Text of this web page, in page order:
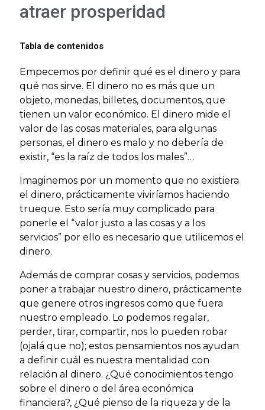
atraer prosperidad
Tabla de contenidos
Empecemos por definir qué es el dinero y para
qué nos sirve. El dinero no es más que un
objeto, monedas, billetes, documentos, que
tienen un valor económico. El dinero mide el
valor de las cosas materiales, para algunas
personas, el dinero es malo y no debería de
existir, “es la raíz de todos los males”…
Imaginemos por un momento que no existiera
el dinero, prácticamente viviríamos haciendo
trueque. Esto sería muy complicado para
ponerle el “valor justo a las cosas y a los
servicios” por ello es necesario que utilicemos el
dinero.
Además de comprar cosas y servicios, podemos
poner a trabajar nuestro dinero, prácticamente
que genere otros ingresos como que fuera
nuestro empleado. Lo podemos regalar,
perder, tirar, compartir, nos lo pueden robar
(ojalá que no); estos pensamientos nos ayudan
a definir cuál es nuestra mentalidad con
relación al dinero. ¿Qué conocimientos tengo
sobre el dinero o del área económica
financiera?, ¿Qué pienso de la riqueza y de la